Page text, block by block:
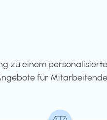
zu einem
für